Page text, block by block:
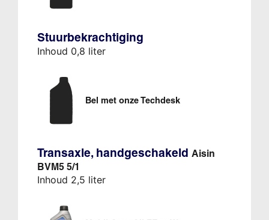
Stuurbekrachtiging
Inhoud 0,8 liter
Bel met onze Techdesk
Transaxle, handgeschakeld Aisin
BVM5 5/1
Inhoud 2,5 liter